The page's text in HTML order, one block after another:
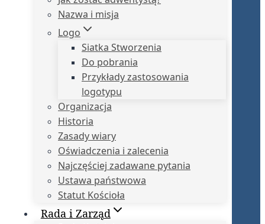
Nazwa i misja
Logo
Siatka Stworzenia
Do pobrania
Przykłady zastosowania
logotypu
Organizacja
Historia
Zasady wiary
Oświadczenia i zalecenia
Najczęściej zadawane pytania
Ustawa państwowa
Statut Kościoła
Rada i Zarząd